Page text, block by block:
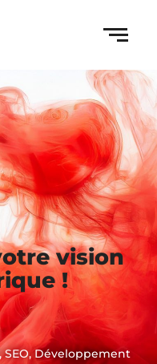
vision
!
SEO, Développement